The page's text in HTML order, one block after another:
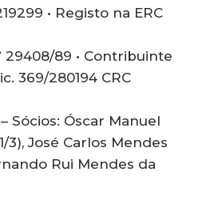
• Registo na ERC
29408/89 • Contribuinte
369/280194 CRC
Sócios: Óscar Manuel
3), José Carlos Mendes
Rui Mendes da